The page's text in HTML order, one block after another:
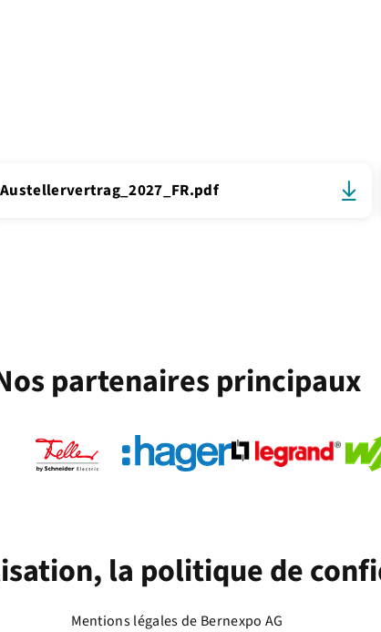
Austellervertrag_2027_FR.pdf
partenaires principaux
la politique de
Mentions légales de Bernexpo AG